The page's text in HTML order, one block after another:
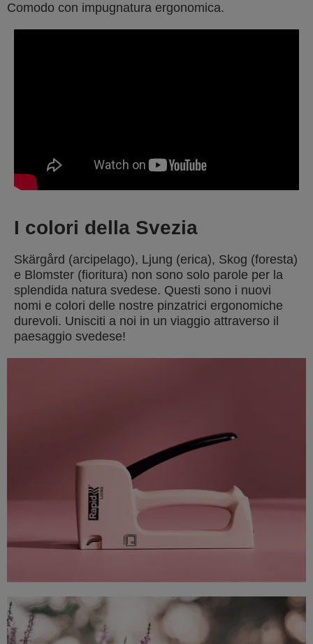
Comodo con impugnatura ergonomica.
I colori della Svezia
Skärgård (arcipelago), Ljung (erica), Skog (foresta)
e Blomster (fioritura) non sono solo parole per la
splendida natura svedese. Questi sono i nuovi
nomi e colori delle nostre pinzatrici ergonomiche
durevoli. Unisciti a noi in un viaggio attraverso il
paesaggio svedese!